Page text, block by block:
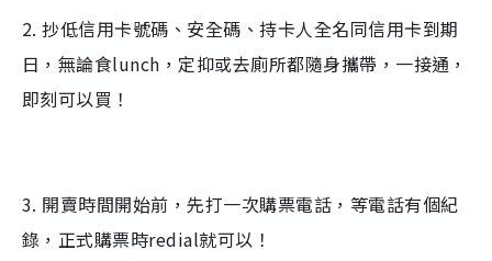
2. 抄低信用卡號碼、安全碼、持卡人全名同信用卡到期
日，無論食lunch，定抑或去廁所都隨身攜帶，一接通，
即刻可以買！
3. 開賣時間開始前，先打一次購票電話，等電話有個紀
錄，正式購票時redial就可以！